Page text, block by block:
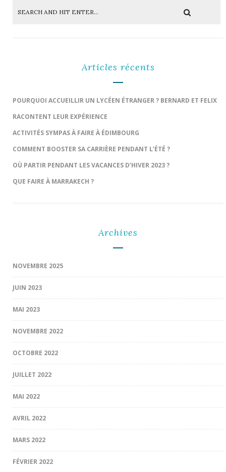
Articles récents
POURQUOI ACCUEILLIR UN LYCÉEN ÉTRANGER ? BERNARD ET FELIX
RACONTENT LEUR EXPÉRIENCE
ACTIVITÉS SYMPAS À FAIRE À ÉDIMBOURG
COMMENT BOOSTER SA CARRIÈRE PENDANT L’ÉTÉ ?
OÙ PARTIR PENDANT LES VACANCES D’HIVER 2023 ?
QUE FAIRE À MARRAKECH ?
Archives
NOVEMBRE 2025
JUIN 2023
MAI 2023
NOVEMBRE 2022
OCTOBRE 2022
JUILLET 2022
MAI 2022
AVRIL 2022
MARS 2022
FÉVRIER 2022